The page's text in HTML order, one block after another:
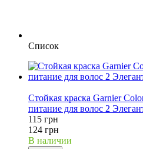
Список
Стойкая краска Garnier
питание для волос 2
115 грн
124 грн
В наличии